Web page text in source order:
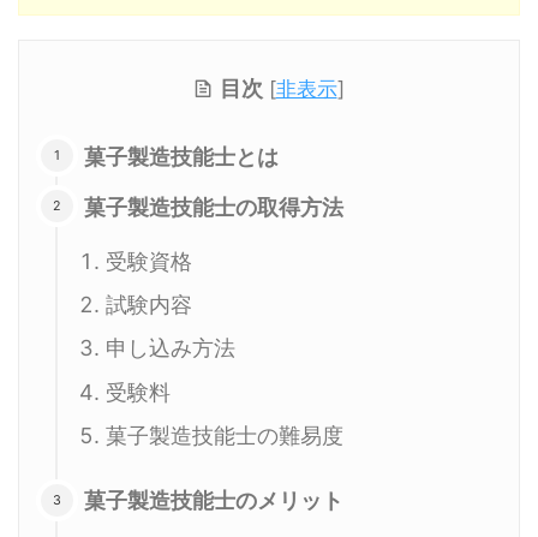
目次 [非表示]
菓子製造技能士とは
菓子製造技能士の取得方法
受験資格
試験内容
申し込み方法
受験料
菓子製造技能士の難易度
菓子製造技能士のメリット